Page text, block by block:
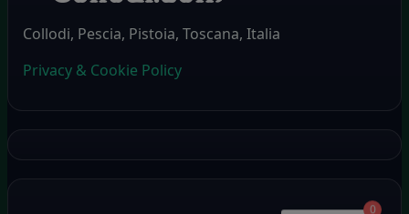
Collodi, Pescia, Pistoia, Toscana, Italia
Privacy & Cookie Policy
0